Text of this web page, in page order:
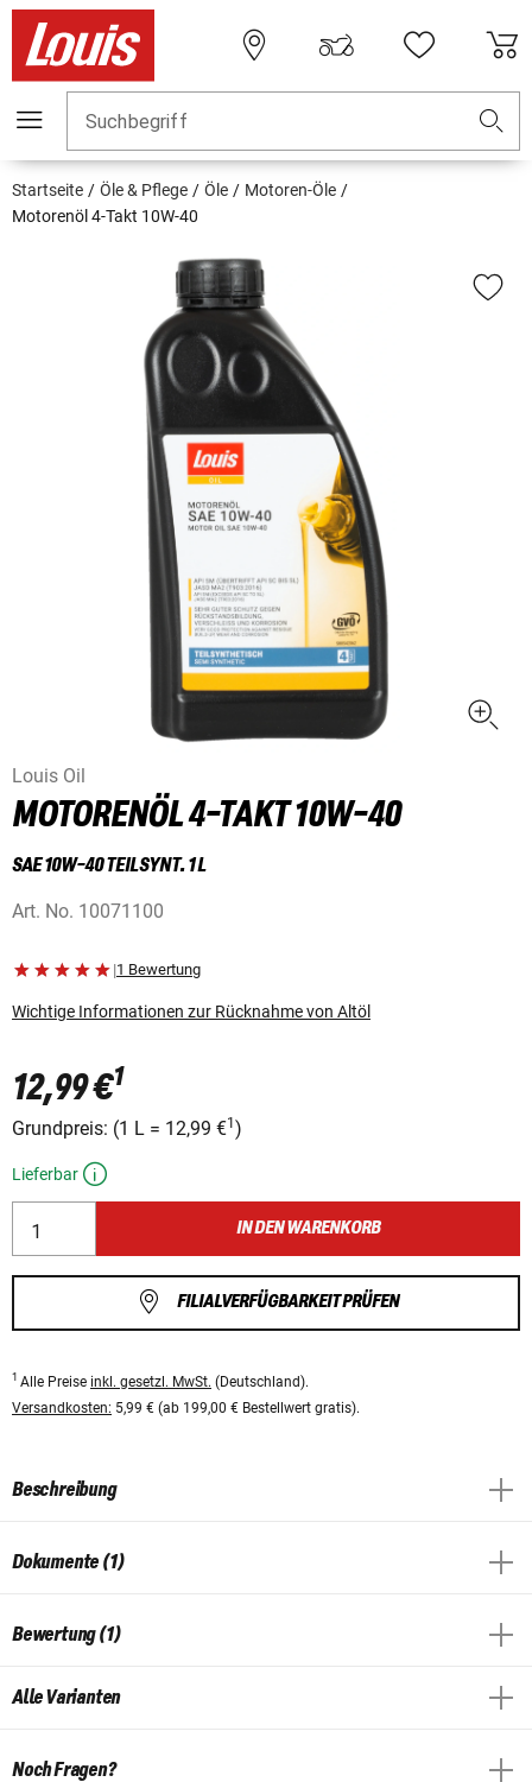
Suchbegriff
Startseite Öle & Pflege Öle
Motoren-Öle
Motorenöl 4-Takt 10W-40
Louis Oil
MOTORENÖL 4-TAKT 10W-40
SAE 10W-40 TEILSYNT. 1 L
Art. No. 10071100
|1 Bewertung
Wichtige Informationen zur Rücknahme von Altöl
12,99 €1
Grundpreis: (1 L = 12,99 €1 )
Lieferbar
IN DEN WARENKORB
FILIALVERFÜGBARKEIT PRÜFEN
1 Alle Preise inkl. gesetzl. MwSt. (Deutschland).
Versandkosten: 5,99 € (ab 199,00 € Bestellwert gratis).
Beschreibung
Dokumente (1)
Bewertung (1)
Alle Varianten
Noch Fragen?